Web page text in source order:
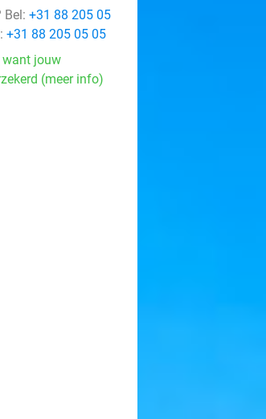
Bel: +31 88 205 05
+31 88 205 05 05
want jouw
(meer info)